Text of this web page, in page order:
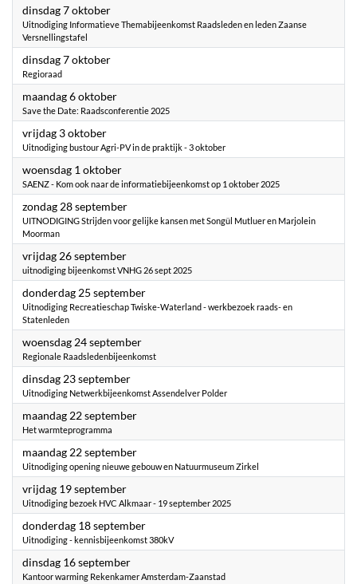
dinsdag 7 oktober2025
Uitnodiging Informatieve Themabijeenkomst Raadsleden en leden Zaanse
Versnellingstafel
dinsdag 7 oktober2025
Regioraad
maandag 6 oktober2025
Save the Date: Raadsconferentie 2025
vrijdag 3 oktober2025
Uitnodiging bustour Agri-PV in de praktijk - 3 oktober
woensdag 1 oktober2025
SAENZ - Kom ook naar de informatiebijeenkomst op 1 oktober 2025
zondag 28 september2025
UITNODIGING Strijden voor gelijke kansen met Songül Mutluer en Marjolein
Moorman
vrijdag 26 september2025
uitnodiging bijeenkomst VNHG 26 sept 2025
donderdag 25 september2025
Uitnodiging Recreatieschap Twiske-Waterland - werkbezoek raads- en
Statenleden
woensdag 24 september2025
Regionale Raadsledenbijeenkomst
dinsdag 23 september2025
Uitnodiging Netwerkbijeenkomst Assendelver Polder
maandag 22 september2025
Het warmteprogramma
maandag 22 september2025
Uitnodiging opening nieuwe gebouw en Natuurmuseum Zirkel
vrijdag 19 september2025
Uitnodiging bezoek HVC Alkmaar - 19 september 2025
donderdag 18 september2025
Uitnodiging - kennisbijeenkomst 380kV
dinsdag 16 september2025
Kantoor warming Rekenkamer Amsterdam-Zaanstad